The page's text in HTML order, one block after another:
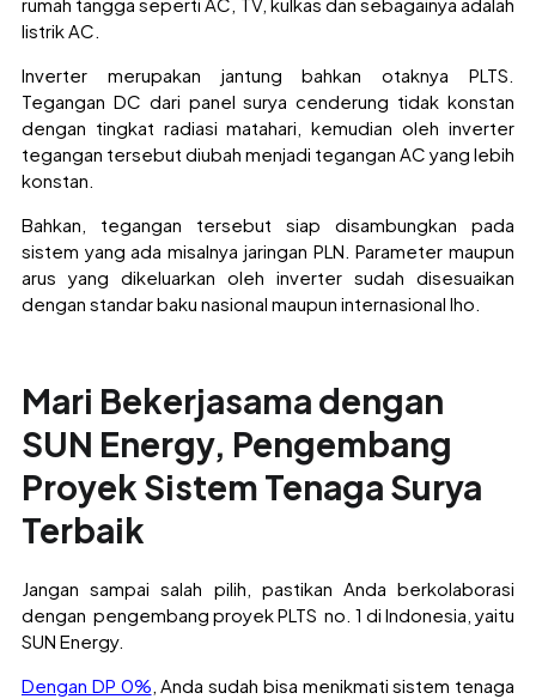
listrik AC.
Inverter merupakan jantung bahkan otaknya PLTS.
Tegangan DC dari panel surya cenderung tidak konstan
dengan tingkat radiasi matahari, kemudian oleh inverter
tegangan tersebut diubah menjadi tegangan AC yang lebih
konstan.
Bahkan, tegangan tersebut siap disambungkan pada
sistem yang ada misalnya jaringan PLN. Parameter maupun
arus yang dikeluarkan oleh inverter sudah disesuaikan
dengan standar baku nasional maupun internasional lho.
Mari Bekerjasama dengan
SUN Energy, Pengembang
Proyek Sistem Tenaga Surya
Terbaik
Jangan sampai salah pilih, pastikan Anda berkolaborasi
dengan pengembang proyek PLTS no. 1 di Indonesia, yaitu
SUN Energy.
Dengan DP 0%, Anda sudah bisa menikmati sistem tenaga